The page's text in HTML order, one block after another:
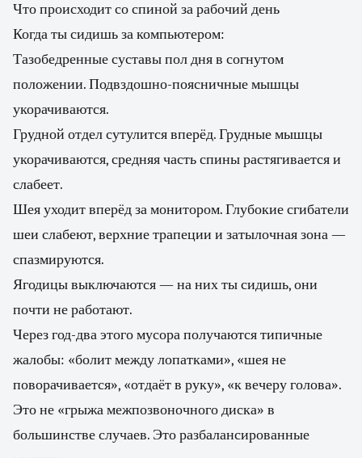
Что происходит со спиной за рабочий день
Когда ты сидишь за компьютером:
Тазобедренные суставы пол дня в согнутом
положении. Подвздошно-поясничные мышцы
укорачиваются.
Грудной отдел сутулится вперёд. Грудные мышцы
укорачиваются, средняя часть спины растягивается и
слабеет.
Шея уходит вперёд за монитором. Глубокие сгибатели
шеи слабеют, верхние трапеции и затылочная зона —
спазмируются.
Ягодицы выключаются — на них ты сидишь, они
почти не работают.
Через год-два этого мусора получаются типичные
жалобы: «болит между лопатками», «шея не
поворачивается», «отдаёт в руку», «к вечеру голова».
Это не «грыжа межпозвоночного диска» в
большинстве случаев. Это разбалансированные